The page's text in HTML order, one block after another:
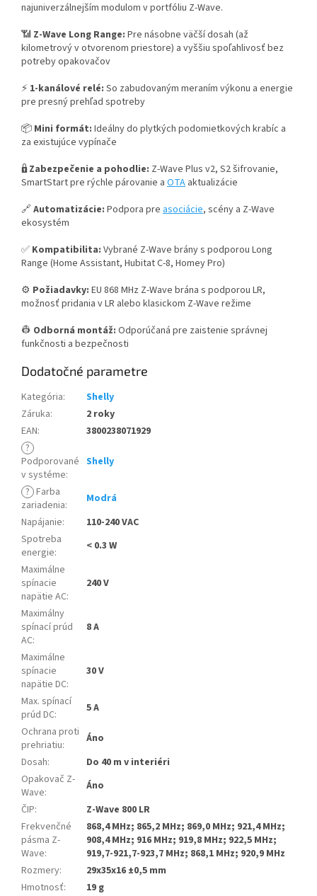
najuniverzálnejším modulom v portfóliu Z-Wave.
📶 Z-Wave Long Range: Pre násobne väčší dosah (až
kilometrový v otvorenom priestore) a vyššiu spoľahlivosť bez
potreby opakovačov
⚡️ 1-kanálové relé: So zabudovaným meraním výkonu a energie
pre presný prehľad spotreby
📦 Mini formát: Ideálny do plytkých podomietkových krabíc a
za existujúce vypínače
🔒Zabezpečenie a pohodlie: Z-Wave Plus v2, S2 šifrovanie,
SmartStart pre rýchle párovanie a OTA aktualizácie
🔗 Automatizácie: Podpora pre asociácie, scény a Z-Wave
ekosystém
✅ Kompatibilita: Vybrané Z-Wave brány s podporou Long
Range (Home Assistant, Hubitat C-8, Homey Pro)
⚙️ Požiadavky: EU 868 MHz Z-Wave brána s podporou LR,
možnosť pridania v LR alebo klasickom Z-Wave režime
👷 Odborná montáž: Odporúčaná pre zaistenie správnej
funkčnosti a bezpečnosti
Dodatočné parametre
Kategória:
Shelly
Záruka:
2 roky
EAN:
3800238071929
?
Podporované
v systéme:
Shelly
? Farba
zariadenia:
Modrá
Napájanie:
110-240 VAC
Spotreba
energie:
< 0.3 W
Maximálne
spínacie
napätie AC:
240 V
Maximálny
spínací prúd
AC:
8 A
Maximálne
spínacie
napätie DC:
30 V
Max. spínací
prúd DC:
5 A
Ochrana proti
prehriatiu:
Áno
Dosah:
Do 40 m v interiéri
Opakovač Z-
Wave:
Áno
ČIP:
Z-Wave 800 LR
Frekvenčné
pásma Z-
Wave:
868,4 MHz; 865,2 MHz; 869,0 MHz; 921,4 MHz;
908,4 MHz; 916 MHz; 919,8 MHz; 922,5 MHz;
919,7-921,7-923,7 MHz; 868,1 MHz; 920,9 MHz
Rozmery:
29x35x16 ±0,5 mm
Hmotnosť:
19 g